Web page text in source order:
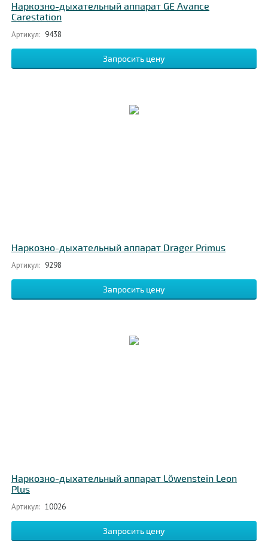
Наркозно-дыхательный аппарат GE Avance
Carestation
Артикул: 9438
Запросить цену
Наркозно-дыхательный аппарат Drager Primus
Артикул: 9298
Запросить цену
Наркозно-дыхательный аппарат Löwenstein Leon
Plus
Артикул: 10026
Запросить цену